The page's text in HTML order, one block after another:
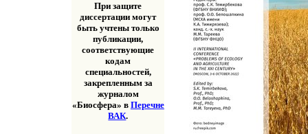
При защите
диссертации могут
быть учтены только
публикации,
соответствующие
кодам
специальностей,
закрепленным за
журналом
«Биосфера» в Перечне
ВАК.